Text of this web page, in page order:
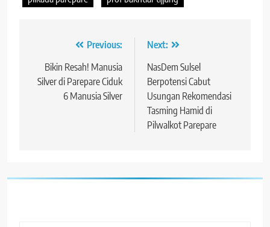
Navigasi
pos
Previous:
Bikin Resah! Manusia
Silver di Parepare Ciduk
6 Manusia Silver
Next:
NasDem Sulsel
Berpotensi Cabut
Usungan Rekomendasi
Tasming Hamid di
Pilwalkot Parepare